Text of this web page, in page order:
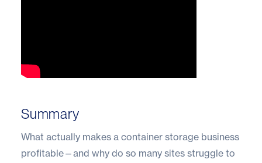
Summary
What actually makes a container storage business
profitable—and why do so many sites struggle to